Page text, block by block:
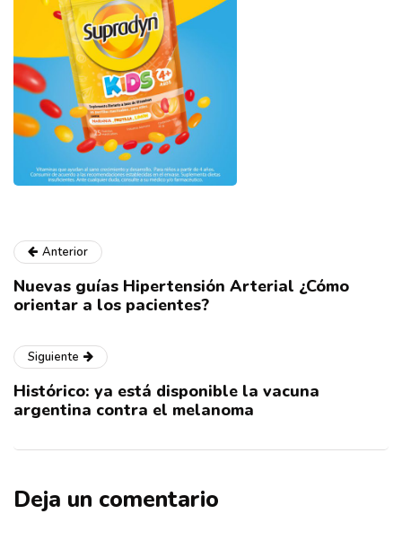
Anterior
Nuevas guías Hipertensión Arterial ¿Cómo
orientar a los pacientes?
Siguiente
Histórico: ya está disponible la vacuna
argentina contra el melanoma
Deja un comentario